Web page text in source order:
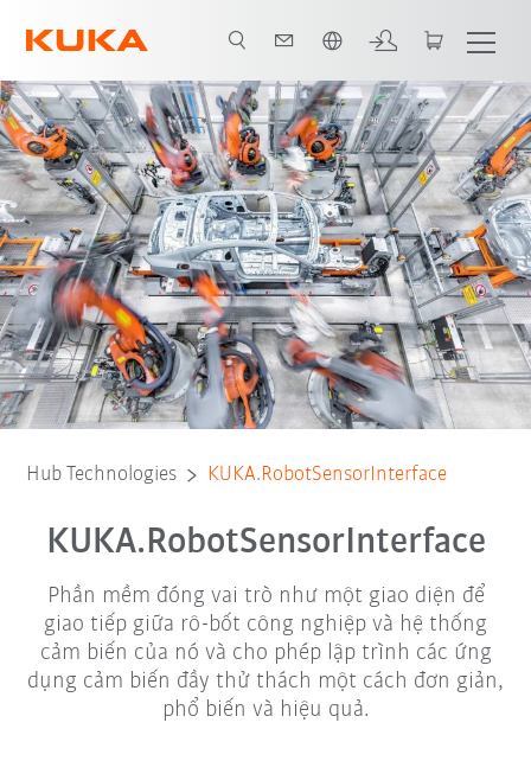
Hub Technologies KUKA.RobotSensorInterface
KUKA.RobotSensorInterface
Phần mềm đóng vai trò như một giao diện để
giao tiếp giữa rô-bốt công nghiệp và hệ thống
cảm biến của nó và cho phép lập trình các ứng
dụng cảm biến đầy thử thách một cách đơn giản,
phổ biến và hiệu quả.